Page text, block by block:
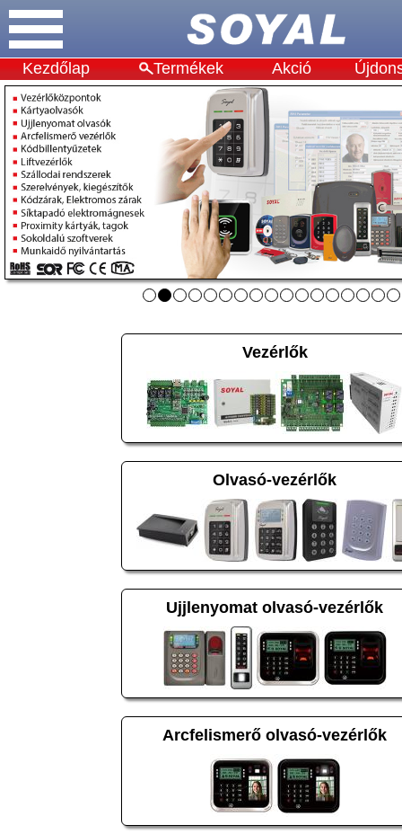
Kezdőlap Termékek Akció
Vezérlők
Olvasó-vezérlők
Ujjlenyomat olvasó-vezérlők
Arcfelismerő olvasó-vezérlők